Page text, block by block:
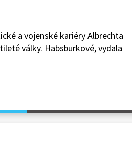
a vojenské kariéry Albrechta
války. Habsburkové, vydala